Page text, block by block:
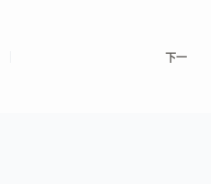
下一